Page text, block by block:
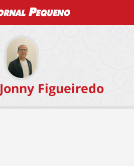
Jonny Figueiredo